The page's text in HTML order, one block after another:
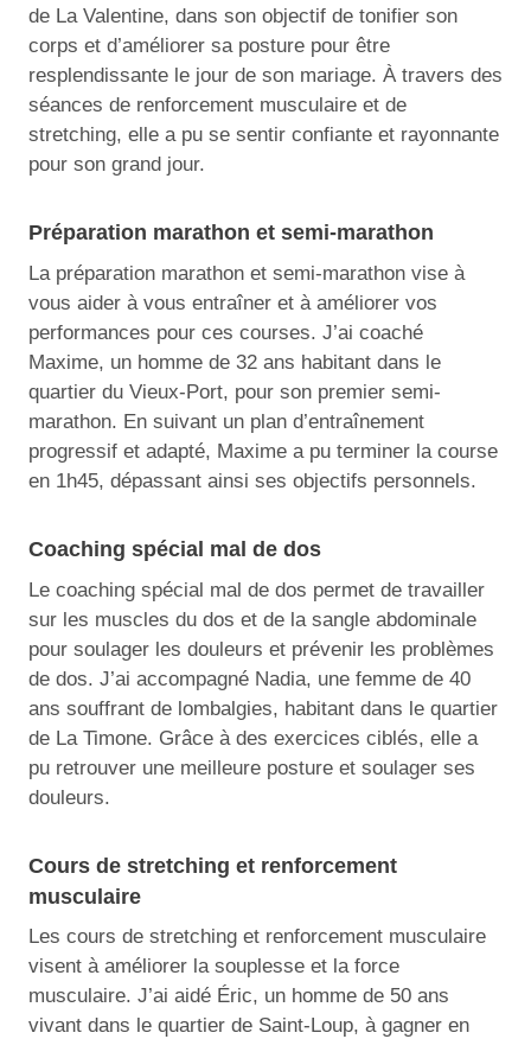
de La Valentine, dans son objectif de tonifier son
corps et d’améliorer sa posture pour être
resplendissante le jour de son mariage. À travers des
séances de renforcement musculaire et de
stretching, elle a pu se sentir confiante et rayonnante
pour son grand jour.
Préparation marathon et semi-marathon
La préparation marathon et semi-marathon vise à
vous aider à vous entraîner et à améliorer vos
performances pour ces courses. J’ai coaché
Maxime, un homme de 32 ans habitant dans le
quartier du Vieux-Port, pour son premier semi-
marathon. En suivant un plan d’entraînement
progressif et adapté, Maxime a pu terminer la course
en 1h45, dépassant ainsi ses objectifs personnels.
Coaching spécial mal de dos
Le coaching spécial mal de dos permet de travailler
sur les muscles du dos et de la sangle abdominale
pour soulager les douleurs et prévenir les problèmes
de dos. J’ai accompagné Nadia, une femme de 40
ans souffrant de lombalgies, habitant dans le quartier
de La Timone. Grâce à des exercices ciblés, elle a
pu retrouver une meilleure posture et soulager ses
douleurs.
Cours de stretching et renforcement
musculaire
Les cours de stretching et renforcement musculaire
visent à améliorer la souplesse et la force
musculaire. J’ai aidé Éric, un homme de 50 ans
vivant dans le quartier de Saint-Loup, à gagner en